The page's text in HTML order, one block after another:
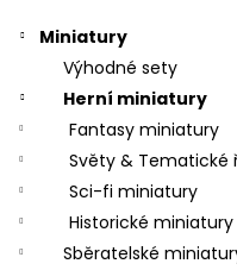
Miniatury
Výhodné sety
Herní miniatury
Fantasy miniatury
Světy & Tematické
Sci-fi miniatury
Historické miniatury
Sběratelské